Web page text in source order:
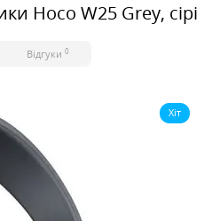
Hoco W25 Grey, сірі
Відгуки 0
Хіт